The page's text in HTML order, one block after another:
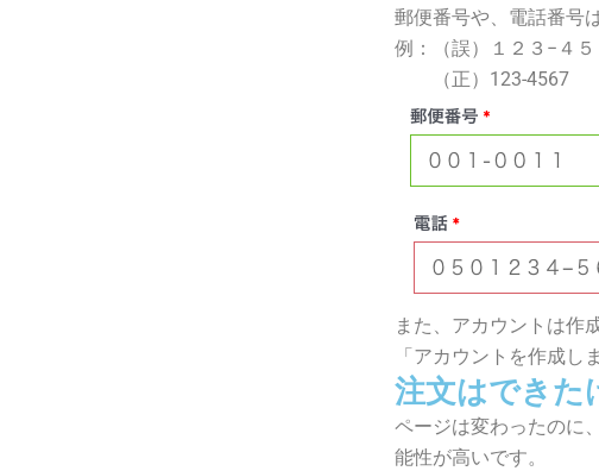
郵便番号や、電話番号は
例：（誤）１２３−４５
（正）123-4567
また、アカウントは作
「アカウントを作成し
注文はできた
ページは変わったのに
能性が高いです。